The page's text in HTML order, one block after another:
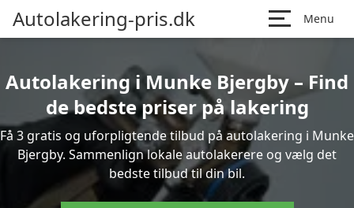
Autolakering-pris.dk Menu
Autolakering i Munke Bjergby – Find
de bedste priser på lakering
Få 3 gratis og uforpligtende tilbud på autolakering i Munke
Bjergby. Sammenlign lokale autolakerere og vælg det
bedste tilbud til din bil.